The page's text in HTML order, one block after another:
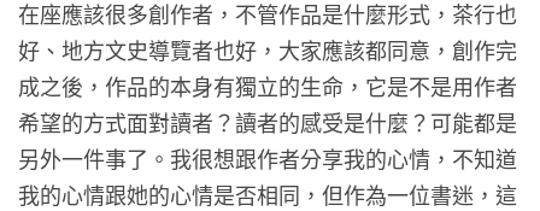
在座應該很多創作者，不管作品是什麼形式，茶行也
好、地方文史導覽者也好，大家應該都同意，創作完
成之後，作品的本身有獨立的生命，它是不是用作者
希望的方式面對讀者？讀者的感受是什麼？可能都是
另外一件事了。我很想跟作者分享我的心情，不知道
我的心情跟她的心情是否相同，但作為一位書迷，這